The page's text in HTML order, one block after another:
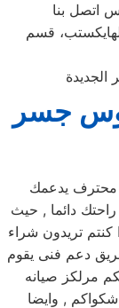
قسم
جسر
محترف يدعمك
دائما , حيث
كنتم تريدون شراء
دعم فنى يقوم
مرلكز صيانه
تلقى شكواكم , وايضا